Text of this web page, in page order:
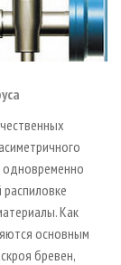
одновременно
Как
основным
бревен,